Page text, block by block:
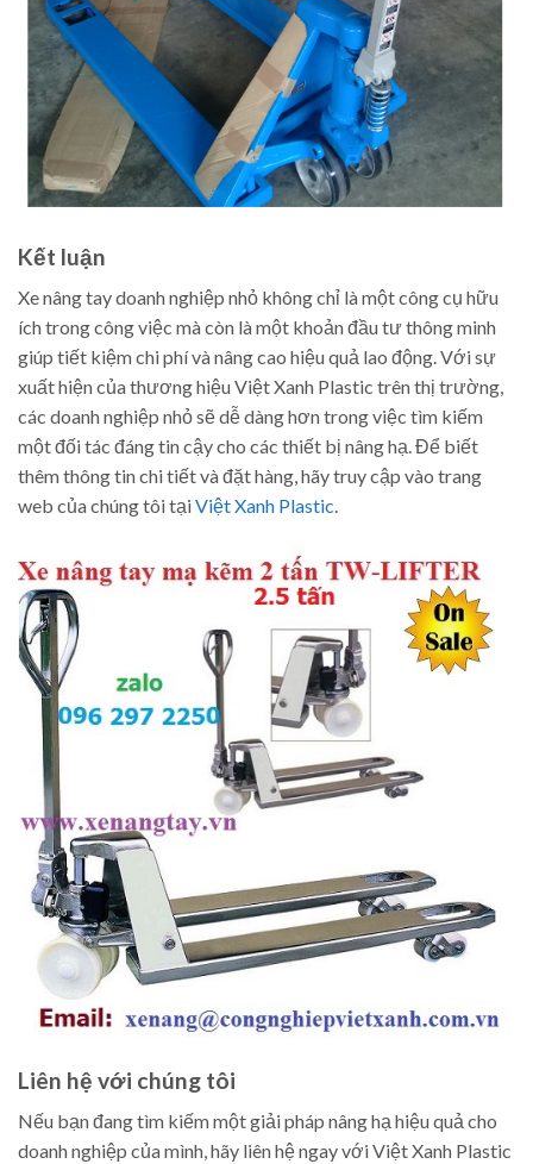
Kết luận
Xe nâng tay doanh nghiệp nhỏ không chỉ là một công cụ hữu
ích trong công việc mà còn là một khoản đầu tư thông minh
giúp tiết kiệm chi phí và nâng cao hiệu quả lao động. Với sự
xuất hiện của thương hiệu Việt Xanh Plastic trên thị trường,
các doanh nghiệp nhỏ sẽ dễ dàng hơn trong việc tìm kiếm
một đối tác đáng tin cậy cho các thiết bị nâng hạ. Để biết
thêm thông tin chi tiết và đặt hàng, hãy truy cập vào trang
web của chúng tôi tạiViệt Xanh Plastic.
Liên hệ với chúng tôi
Nếu bạn đang tìm kiếm một giải pháp nâng hạ hiệu quả cho
doanh nghiệp của mình, hãy liên hệ ngay với Việt Xanh Plastic